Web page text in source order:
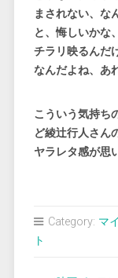
まされない、な
と、悔しいかな
チラリ映るんだ
なんだよね、あ
こういう気持ち
ど綾辻行人さん
ヤラレタ感が思
Category: マ
ト